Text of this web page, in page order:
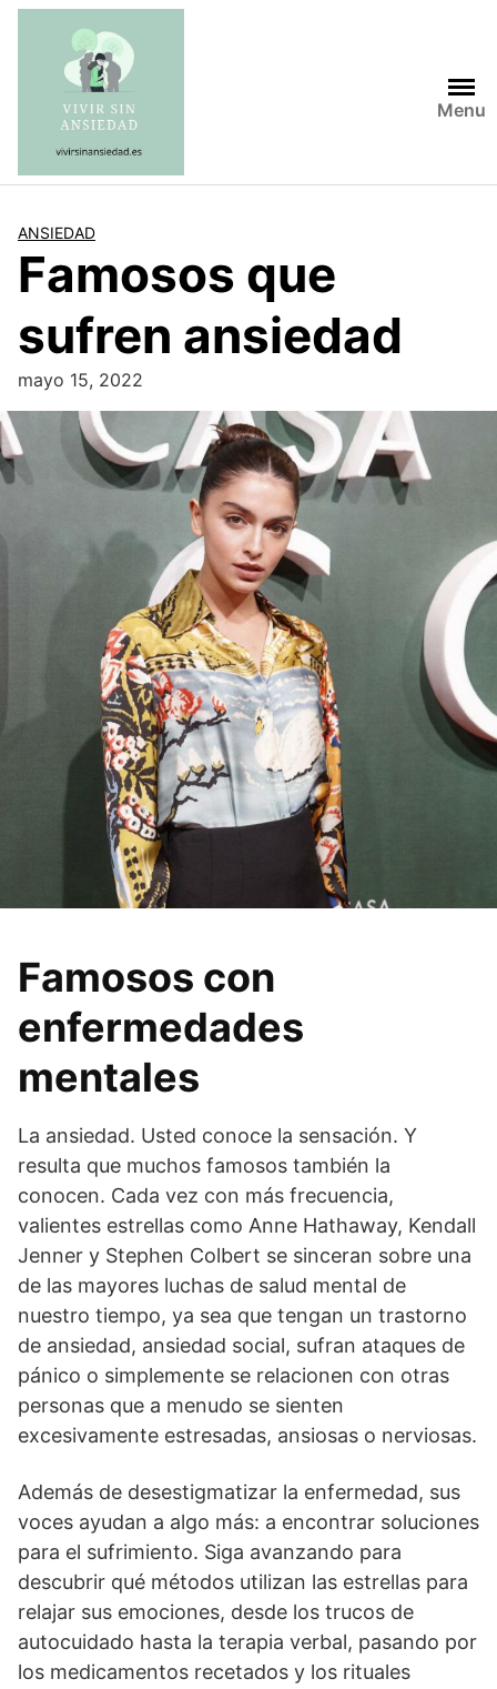
Saltar
contenido
Menu
ANSIEDAD
Famosos que
sufren ansiedad
mayo 15, 2022
Famosos con
enfermedades
mentales
La ansiedad. Usted conoce la sensación. Y
resulta que muchos famosos también la
conocen. Cada vez con más frecuencia,
valientes estrellas como Anne Hathaway, Kendall
Jenner y Stephen Colbert se sinceran sobre una
de las mayores luchas de salud mental de
nuestro tiempo, ya sea que tengan un trastorno
de ansiedad, ansiedad social, sufran ataques de
pánico o simplemente se relacionen con otras
personas que a menudo se sienten
excesivamente estresadas, ansiosas o nerviosas.
Además de desestigmatizar la enfermedad, sus
voces ayudan a algo más: a encontrar soluciones
para el sufrimiento. Siga avanzando para
descubrir qué métodos utilizan las estrellas para
relajar sus emociones, desde los trucos de
autocuidado hasta la terapia verbal, pasando por
los medicamentos recetados y los rituales